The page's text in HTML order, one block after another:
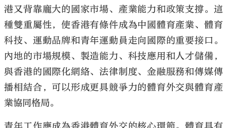
港又背靠龐大的國家市場、產業能力和政策支撐。這
種雙重屬性，使香港有條件成為中國體育產業、體育
科技、運動品牌和青年運動員走向國際的重要接口。
內地的市場規模、製造能力、科技應用和人才儲備，
與香港的國際化網絡、法律制度、金融服務和傳媒傳
播相結合，可以形成更具競爭力的體育外交與體育產
業協同格局。